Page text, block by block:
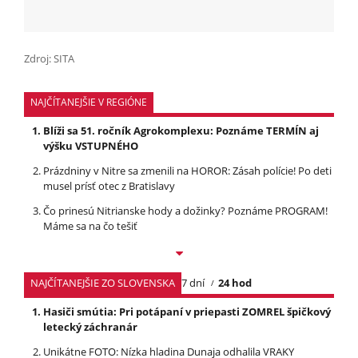
Zdroj: SITA
NAJČÍTANEJŠIE V REGIÓNE
Blíži sa 51. ročník Agrokomplexu: Poznáme TERMÍN aj
výšku VSTUPNÉHO
Prázdniny v Nitre sa zmenili na HOROR: Zásah polície! Po deti
musel prísť otec z Bratislavy
Čo prinesú Nitrianske hody a dožinky? Poznáme PROGRAM!
Máme sa na čo tešiť
NAJČÍTANEJŠIE ZO SLOVENSKA 7 dní
24 hod
Hasiči smútia: Pri potápaní v priepasti ZOMREL špičkový
letecký záchranár
Unikátne FOTO: Nízka hladina Dunaja odhalila VRAKY